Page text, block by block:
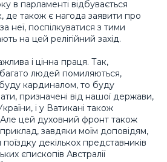
в парламенті відбувається
де також є нагода заявити про
неї, поспілкуватися з тими
на цей релігійний захід.
і цінна праця. Так,
людей помиляються,
кардиналом, то буду
призначені від нашої держави,
і у Ватикані також
Але цей духовний фронт також
завдяки моїм доповідям,
декількох представників
єпископів Австралії